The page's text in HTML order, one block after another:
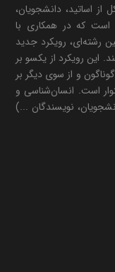
دانشجویان،
که در همکاری با
رشته‌ای، رویکرد جدید
رویکرد از یکسو بر
و از سوی دیگر بر
است. انسان‌شناسی و
نویسندگان ...)